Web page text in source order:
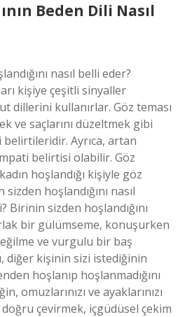
Beden Dili Nasıl
nasıl belli eder?
kişiye çeşitli sinyaller
dillerini kullanırlar. Göz teması
ve saçlarını düzeltmek gibi
Ayrıca, artan
belirtisi olabilir. Göz
hoşlandığı kişiyle göz
hoşlandığını nasıl
Birinin sizden hoşlandığını
bir gülümseme, konuşurken
ve vurgulu bir baş
diğer kişinin sizi istediğinin
hoşlanıp hoşlanmadığını
omuzlarınızı ve ayaklarınızı
doğru çevirmek, içgüdüsel çekim